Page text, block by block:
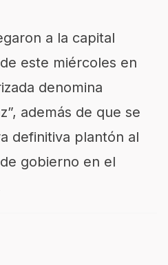
a la capital
este miércoles en
denomina
además de que se
definitiva plantón al
gobierno en el